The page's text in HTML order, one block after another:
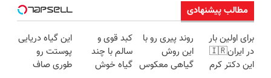
مطالب پیشنهادی
برای اولین بار
در ایران🇮🇷
این دکتر کرم
روند پیری رو با
این روش
گیاهی معکوس
کبد قوی و
سالم با چند
گیاه خوش
این گیاه دریایی
پوستت رو
طوری صاف